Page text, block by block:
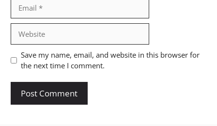
Save my name, email, and website in this browser for
the next time I comment.